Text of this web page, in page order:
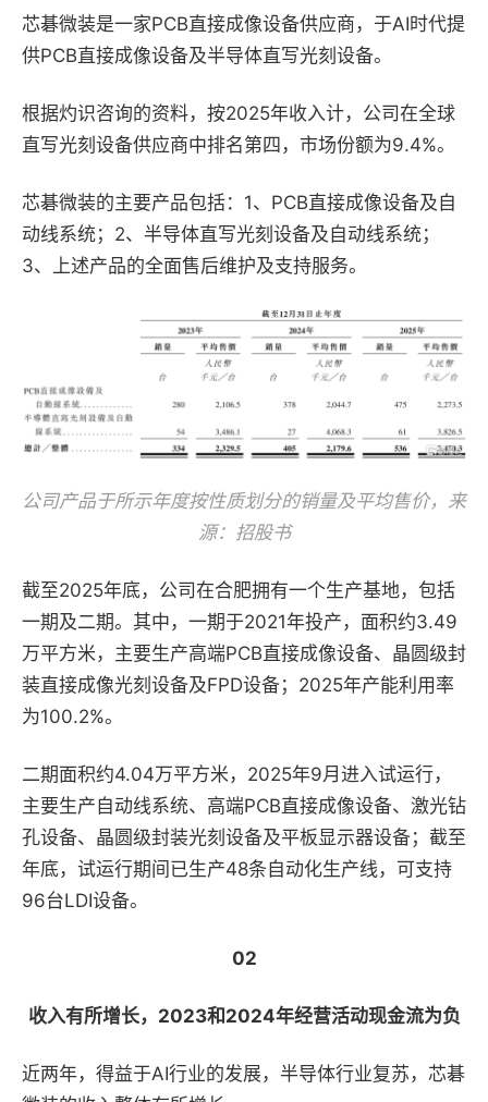
芯碁微装是一家PCB直接成像设备供应商，于AI时代提
供PCB直接成像设备及半导体直写光刻设备。
根据灼识咨询的资料，按2025年收入计，公司在全球
直写光刻设备供应商中排名第四，市场份额为9.4%。
芯碁微装的主要产品包括：1、PCB直接成像设备及自
动线系统；2、半导体直写光刻设备及自动线系统；
3、上述产品的全面售后维护及支持服务。
公司产品于所示年度按性质划分的销量及平均售价，来
源：招股书
截至2025年底，公司在合肥拥有一个生产基地，包括
一期及二期。其中，一期于2021年投产，面积约3.49
万平方米，主要生产高端PCB直接成像设备、晶圆级封
装直接成像光刻设备及FPD设备；2025年产能利用率
为100.2%。
二期面积约4.04万平方米，2025年9月进入试运行，
主要生产自动线系统、高端PCB直接成像设备、激光钻
孔设备、晶圆级封装光刻设备及平板显示器设备；截至
年底，试运行期间已生产48条自动化生产线，可支持
96台LDI设备。
02
收入有所增长，2023和2024年经营活动现金流为负
近两年，得益于AI行业的发展，半导体行业复苏，芯碁